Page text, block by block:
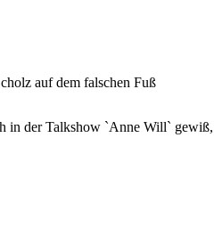
auf dem falschen Fuß
in der Talkshow `Anne Will`